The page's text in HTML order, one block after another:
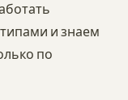
и знаем
по